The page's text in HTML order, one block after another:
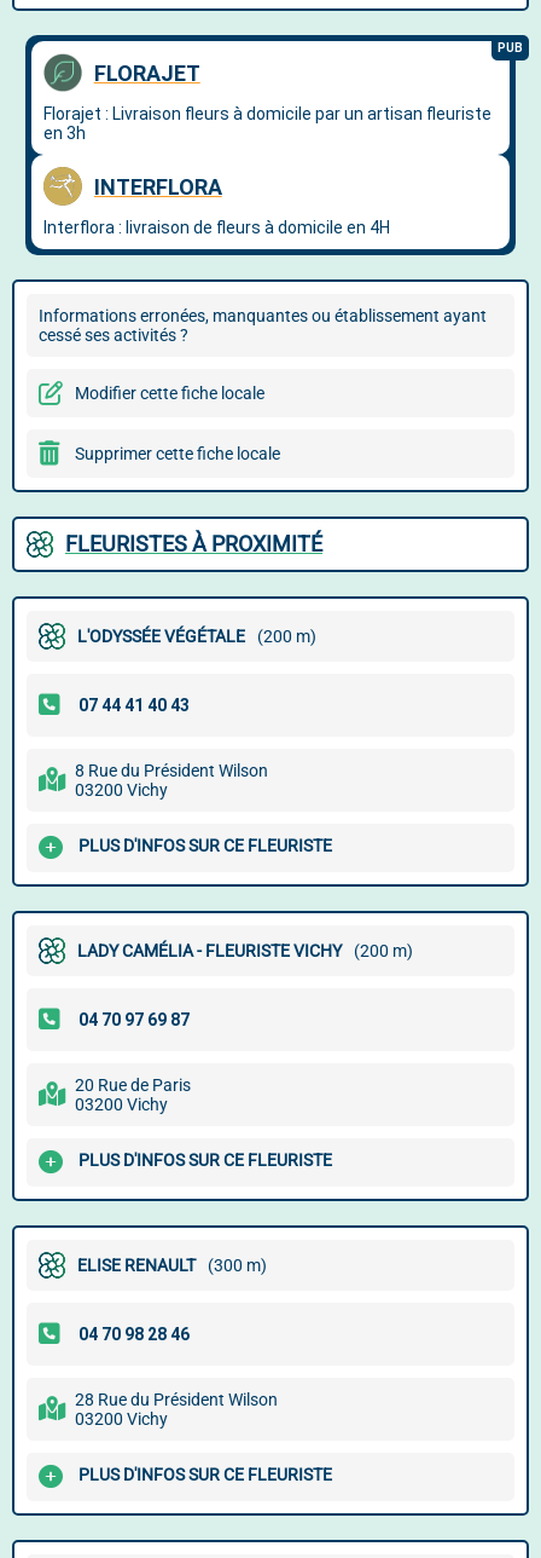
Informations erronées, manquantes ou établissement ayant
cessé ses activités ?
Modifier cette fiche locale
Supprimer cette fiche locale
FLEURISTES À PROXIMITÉ
L'ODYSSÉE VÉGÉTALE (200 m)
8 Rue du Président Wilson
03200 Vichy
PLUS D'INFOS SUR CE FLEURISTE
LADY CAMÉLIA - FLEURISTE VICHY (200 m)
20 Rue de Paris
03200 Vichy
PLUS D'INFOS SUR CE FLEURISTE
ELISE RENAULT (300 m)
28 Rue du Président Wilson
03200 Vichy
PLUS D'INFOS SUR CE FLEURISTE